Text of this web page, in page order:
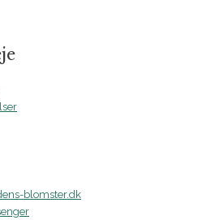
blomster.dk